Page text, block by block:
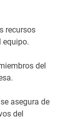
recursos
equipo.
del
asegura de
del